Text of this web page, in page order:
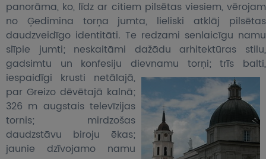
panorāma, ko, līdz ar citiem pilsētas viesiem, vērojam
no Ģedimina torņa jumta, lieliski atklāj pilsētas
daudzveidīgo identitāti. Te redzami senlaicīgu namu
slīpie jumti; neskaitāmi dažādu arhitektūras stilu,
gadsimtu un konfesiju dievnamu torņi; trīs balti,
iespaidīgi krusti netālajā,
par Greizo dēvētajā kalnā;
326 m augstais televīzijas
tornis; mirdzošas
daudzstāvu biroju ēkas;
jaunie dzīvojamo namu